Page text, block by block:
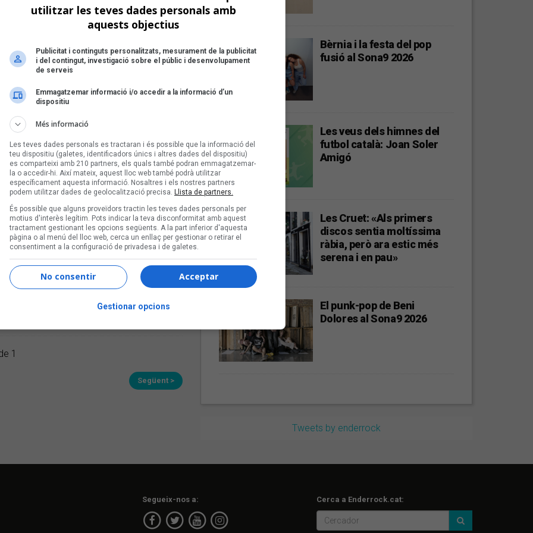
pie' amb una revisitació de Patch
projecte per compartir la seva música i
Ayora,Pearson
Patch
a Barcelona.
Narcís
de festa, i per celebrar-ho molts artistes
cap de setmana,Enderrock inaugura
Mox,Pau Figueres,Trau,
la revista a l'Antiga Fàbrica Estrella
de la revistaEnderrock
a l'escenari, i en
a l'Antiga Fàbrica Estrella Damm,
1
Següent >
Bèrnia i la festa del pop
fusió al Sona9 2026
Les veus dels himnes del
futbol català: Joan Soler
Amigó
Les Cruet: «Als primers
discos sentia moltíssima
ràbia, però ara estic més
serena i en pau»
El punk-pop de Beni
Dolores al Sona9 2026
Tweets by enderrock
Segueix-nos a: Cerca a Enderrock.cat:
utilitzar les teves dades personals amb
aquests objectius
Publicitat i continguts personalitzats, mesurament de la publicitat
i del contingut, investigació sobre el públic i desenvolupament
de serveis
Emmagatzemar informació i/o accedir a la informació d’un
dispositiu
Més informació
Les teves dades personals es tractaran i és possible que la informació del
teu dispositiu (galetes, identificadors únics i altres dades del dispositiu)
es comparteixi amb 210 partners, els quals també podran emmagatzemar-
la o accedir-hi. Així mateix, aquest lloc web també podrà utilitzar
específicament aquesta informació. Nosaltres i els nostres partners
podem utilitzar dades de geolocalització precisa. Llista de partners.
És possible que alguns proveïdors tractin les teves dades personals per
motius d'interès legítim. Pots indicar la teva disconformitat amb aquest
tractament gestionant les opcions següents. A la part inferior d'aquesta
pàgina o al menú del lloc web, cerca un enllaç per gestionar o retirar el
consentiment a la configuració de privadesa i de galetes.
Acceptar
No consentir
Gestionar opcions